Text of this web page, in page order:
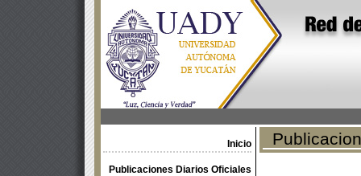
Inicio
Publicaciones Diarios Oficiales